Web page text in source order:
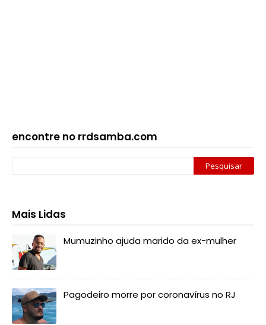
encontre no rrdsamba.com
Mais Lidas
Mumuzinho ajuda marido da ex-mulher
Pagodeiro morre por coronavírus no RJ